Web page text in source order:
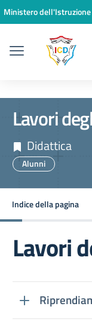
Vai ai contenuti
Vai al menu di
Vai al footer
Ministero dell'Istruzione
Lavori
Didattica
Alunni
Indice della pagina
Lavori